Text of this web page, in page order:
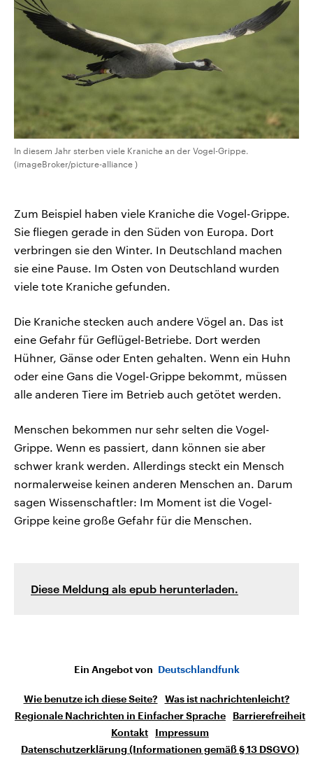
In diesem Jahr sterben viele Kraniche an der Vogel-Grippe.
(imageBroker/picture-alliance )
Zum Beispiel haben viele Kraniche die Vogel-Grippe.
Sie fliegen gerade in den Süden von Europa. Dort
verbringen sie den Winter. In Deutschland machen
sie eine Pause. Im Osten von Deutschland wurden
viele tote Kraniche gefunden.
Die Kraniche stecken auch andere Vögel an. Das ist
eine Gefahr für Geflügel-Betriebe. Dort werden
Hühner, Gänse oder Enten gehalten. Wenn ein Huhn
oder eine Gans die Vogel-Grippe bekommt, müssen
alle anderen Tiere im Betrieb auch getötet werden.
Menschen bekommen nur sehr selten die Vogel-
Grippe. Wenn es passiert, dann können sie aber
schwer krank werden. Allerdings steckt ein Mensch
normalerweise keinen anderen Menschen an. Darum
sagen Wissenschaftler: Im Moment ist die Vogel-
Grippe keine große Gefahr für die Menschen.
Diese Meldung als epub herunterladen.
Ein Angebot von Deutschlandfunk
Wie benutze ich diese Seite?
Was ist nachrichtenleicht?
Regionale Nachrichten in Einfacher Sprache
Barrierefreiheit
Kontakt
Impressum
Datenschutzerklärung (Informationen gemäß § 13 DSGVO)